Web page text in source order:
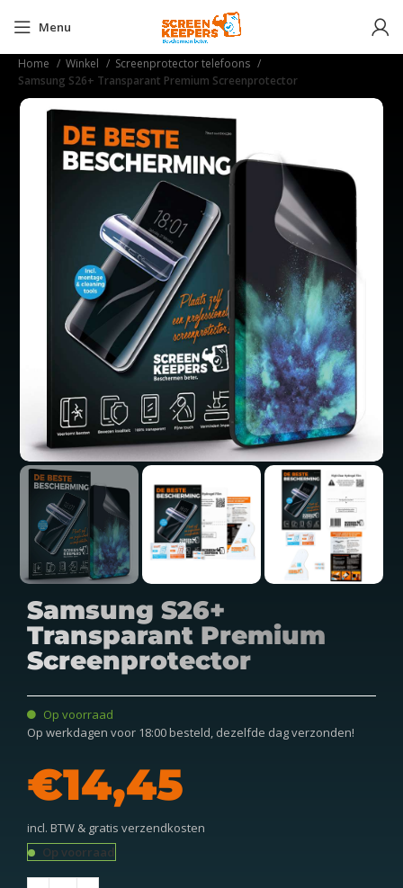
Menu
Home Winkel
Screenprotector telefoons
Samsung S26+ Transparant Premium Screenprotector
Samsung S26+
Transparant Premium
Screenprotector
Op voorraad
Op werkdagen voor 18:00 besteld, dezelfde dag verzonden!
€
incl. BTW & gratis verzendkosten
Op voorraad